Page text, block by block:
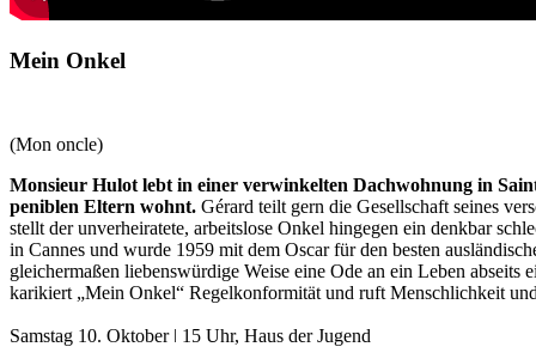
Mein Onkel
(Mon oncle)
Monsieur Hulot lebt in einer verwinkelten Dachwohnung in
peniblen Eltern wohnt. Gérard teilt gern die Gesellschaft seines
stellt der unverheiratete, arbeitslose Onkel hingegen ein denkbar
in Cannes und wurde 1959 mit dem Oscar für den besten
gleichermaßen liebenswürdige Weise eine Ode an ein Leben
karikiert „Mein Onkel“ Regelkonformität und ruft Menschlichkeit
Samstag 10. Oktober ǀ 15 Uhr, Haus der Jugend